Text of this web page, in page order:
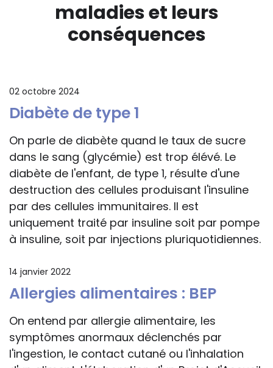
maladies et leurs
conséquences
02 octobre 2024
Diabète de type 1
On parle de diabète quand le taux de sucre
dans le sang (glycémie) est trop élévé. Le
diabète de l'enfant, de type 1, résulte d'une
destruction des cellules produisant l'insuline
par des cellules immunitaires. Il est
uniquement traité par insuline soit par pompe
à insuline, soit par injections pluriquotidiennes.
14 janvier 2022
Allergies alimentaires : BEP
On entend par allergie alimentaire, les
symptômes anormaux déclenchés par
l'ingestion, le contact cutané ou l'inhalation